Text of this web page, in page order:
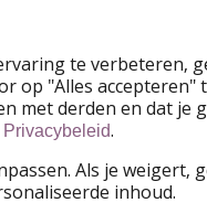
te verbeteren,
op "Alles accepteren"
met derden en dat je
Privacybeleid.
Als je weigert,
inhoud.